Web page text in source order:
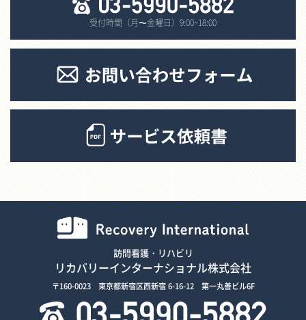
受付時間（月〜金曜日）9:00~18:00
訪問看護・リハビリ
リカバリーインターナショナル株式会社
〒160-0023 東京都新宿区西新宿 6-16-12 第一丸善ビル6F